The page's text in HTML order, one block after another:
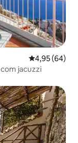
4,95 de uma
4,95 (64)
jacuzzi